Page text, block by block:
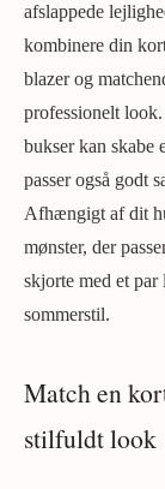
afslappede
kombinere din
blazer og
professionelt
bukser kan skabe
passer også godt
Afhængigt af dit
mønster, der
skjorte med et par
sommerstil.
Match en
stilfuldt look